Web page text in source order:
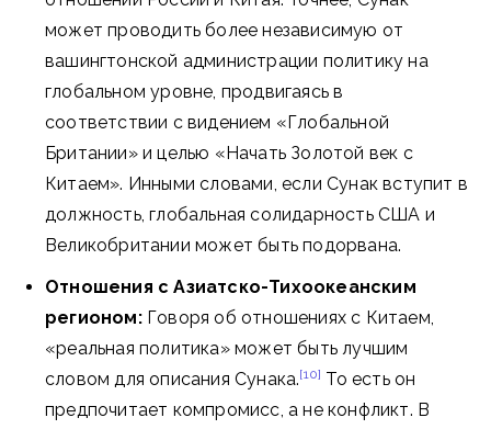
может проводить более независимую от
вашингтонской администрации политику на
глобальном уровне, продвигаясь в
соответствии с видением «Глобальной
Британии» и целью «Начать Золотой век с
Китаем». Инными словами, если Сунак вступит в
должность, глобальная солидарность США и
Великобритании может быть подорвана.
Отношения с Азиатско-Тихоокеанским
регионом:Говоря об отношениях с Китаем,
«реальная политика» может быть лучшим
словом для описания Сунака.[10] То есть он
предпочитает компромисс, а не конфликт. В